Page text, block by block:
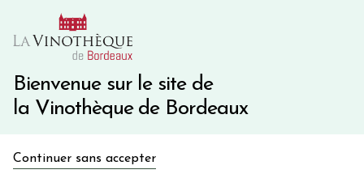
Bienvenue sur le site de
la Vinothèque de Bordeaux
Continuer sans accepter
10€ de remise immédiate sur votre première commande
Une question ?
en bon d'achat